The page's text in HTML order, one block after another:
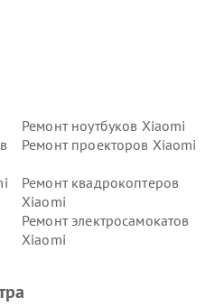
Ремонт ноутбуков Xiaomi
Ремонт проекторов Xiaomi
Ремонт квадрокоптеров
Xiaomi
Ремонт электросамокатов
Xiaomi
Ремонт смарт-часов Xiaomi